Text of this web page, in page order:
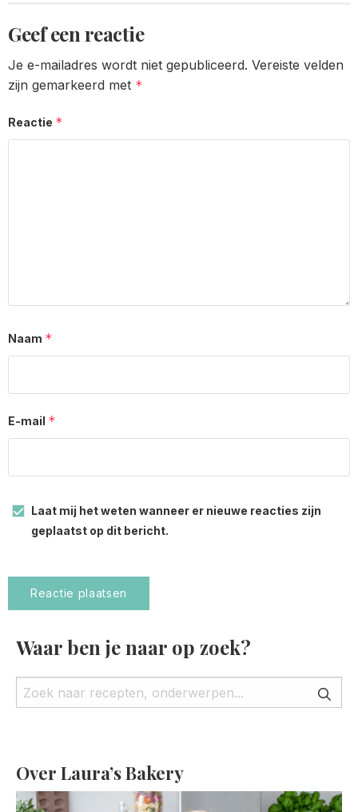
Geef een reactie
Je e-mailadres wordt niet gepubliceerd. Vereiste velden
zijn gemarkeerd met *
Reactie *
Naam *
E-mail *
Laat mij het weten wanneer er nieuwe reacties zijn
geplaatst op dit bericht.
Waar ben je naar op zoek?
Over Laura’s Bakery